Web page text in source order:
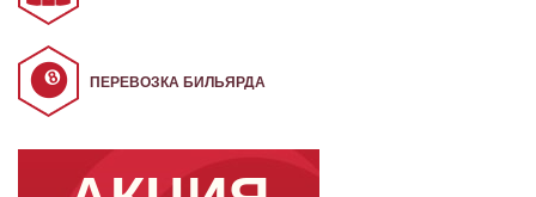
ПЕРЕВОЗКА БИЛЬЯРДА